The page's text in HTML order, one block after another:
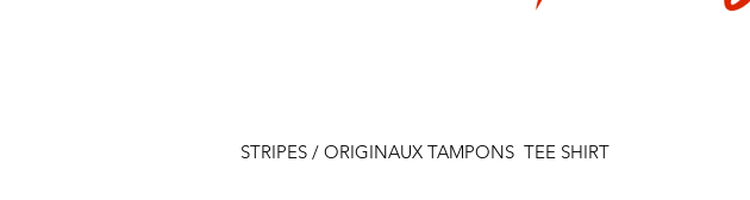
STRIPES / ORIGINAUX TAMPONS TEE SHIRT